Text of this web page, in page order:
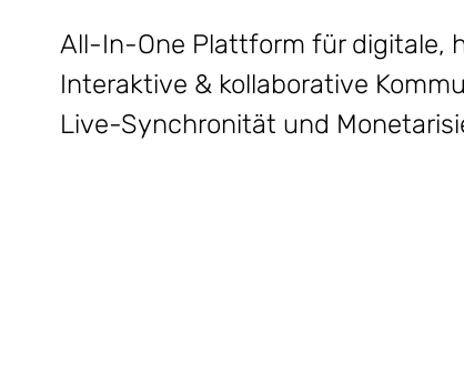
All-In-One Plattform für digitale,
Interaktive & kollaborative
Live-Synchronität und